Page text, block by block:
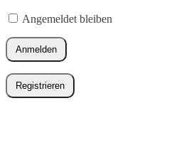
Angemeldet bleiben
Anmelden
Registrieren